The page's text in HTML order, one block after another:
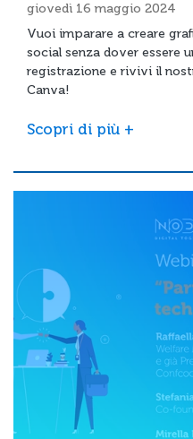
giovedì 16 maggio 2024
Vuoi imparare a creare
social senza dover essere
registrazione e rivivi il
Canva!
Scopri di più +